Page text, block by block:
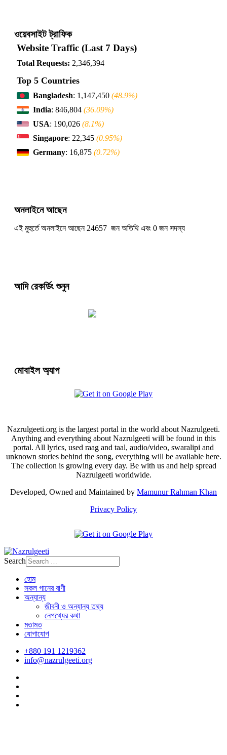
ওয়েবসাইট ট্রাফিক
Website Traffic (Last 7 Days)
Total Requests: 2,346,394
Top 5 Countries
Bangladesh: 1,147,450 (48.9%)
India: 846,804 (36.09%)
USA: 190,026 (8.1%)
Singapore: 22,345 (0.95%)
Germany: 16,875 (0.72%)
অনলাইনে আছেন
এই মুহুর্তে অনলাইনে আছেন 24657 জন অতিথি এবং 0 জন সদস্য
আদি রেকর্ডিং শুনুন
মোবাইল অ্যাপ
Nazrulgeeti.org is the largest portal in the world about Nazrulgeeti.
Anything and everything about Nazrulgeeti will be found in this
portal. All lyrics, used raag and taal, audio/video, swaralipi and
unknown stories behind the song, everything will be available here.
The collection is growing every day. Be with us and help spread
Nazrulgeeti worldwide.
Developed, Owned and Maintained by Mamunur Rahman Khan
Privacy Policy
Search
হোম
সকল গানের বাণী
অন্যান্য
জীবনী ও অন্যান্য তথ্য
নেপথ্যের কথা
মতামত
যোগাযোগ
+880 191 1219362
info@nazrulgeeti.org